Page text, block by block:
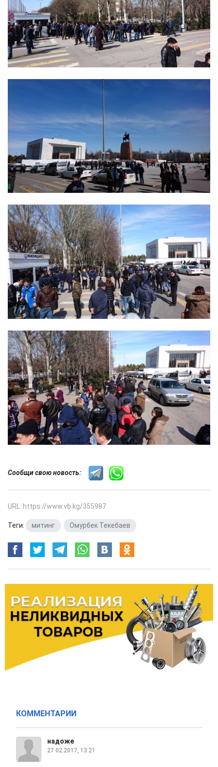
Сообщи свою новость:
URL: https://www.vb.kg/355987
Теги: митинг Омурбек Текебаев
КОММЕНТАРИИ
надоже
27.02.2017, 13:21